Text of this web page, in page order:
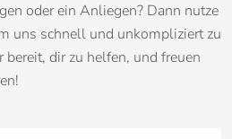
oder ein Anliegen? Dann nutze
uns schnell und unkompliziert zu
dir zu helfen, und freuen